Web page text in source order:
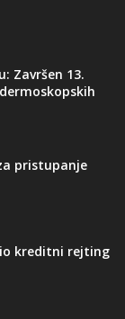
Završen 13.
pristupanje
kreditni rejting